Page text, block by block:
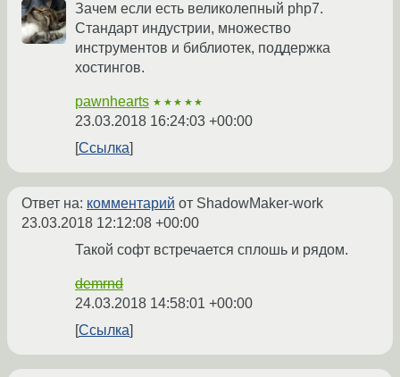
Зачем если есть великолепный php7.
Стандарт индустрии, множество
инструментов и библиотек, поддержка
хостингов.
pawnhearts ★★★★★
23.03.2018 16:24:03 +00:00
Ссылка
Ответ на: комментарий от ShadowMaker-work
23.03.2018 12:12:08 +00:00
Такой софт встречается сплошь и рядом.
demrnd
24.03.2018 14:58:01 +00:00
Ссылка